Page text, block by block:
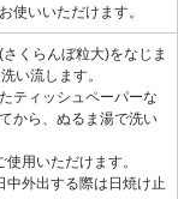
使いいただけます。
くらんぼ粒大)をなじま
い流します。
ティッシュペーパーな
から、ぬるま湯で洗い
用いただけます。
外出する際は日焼け止